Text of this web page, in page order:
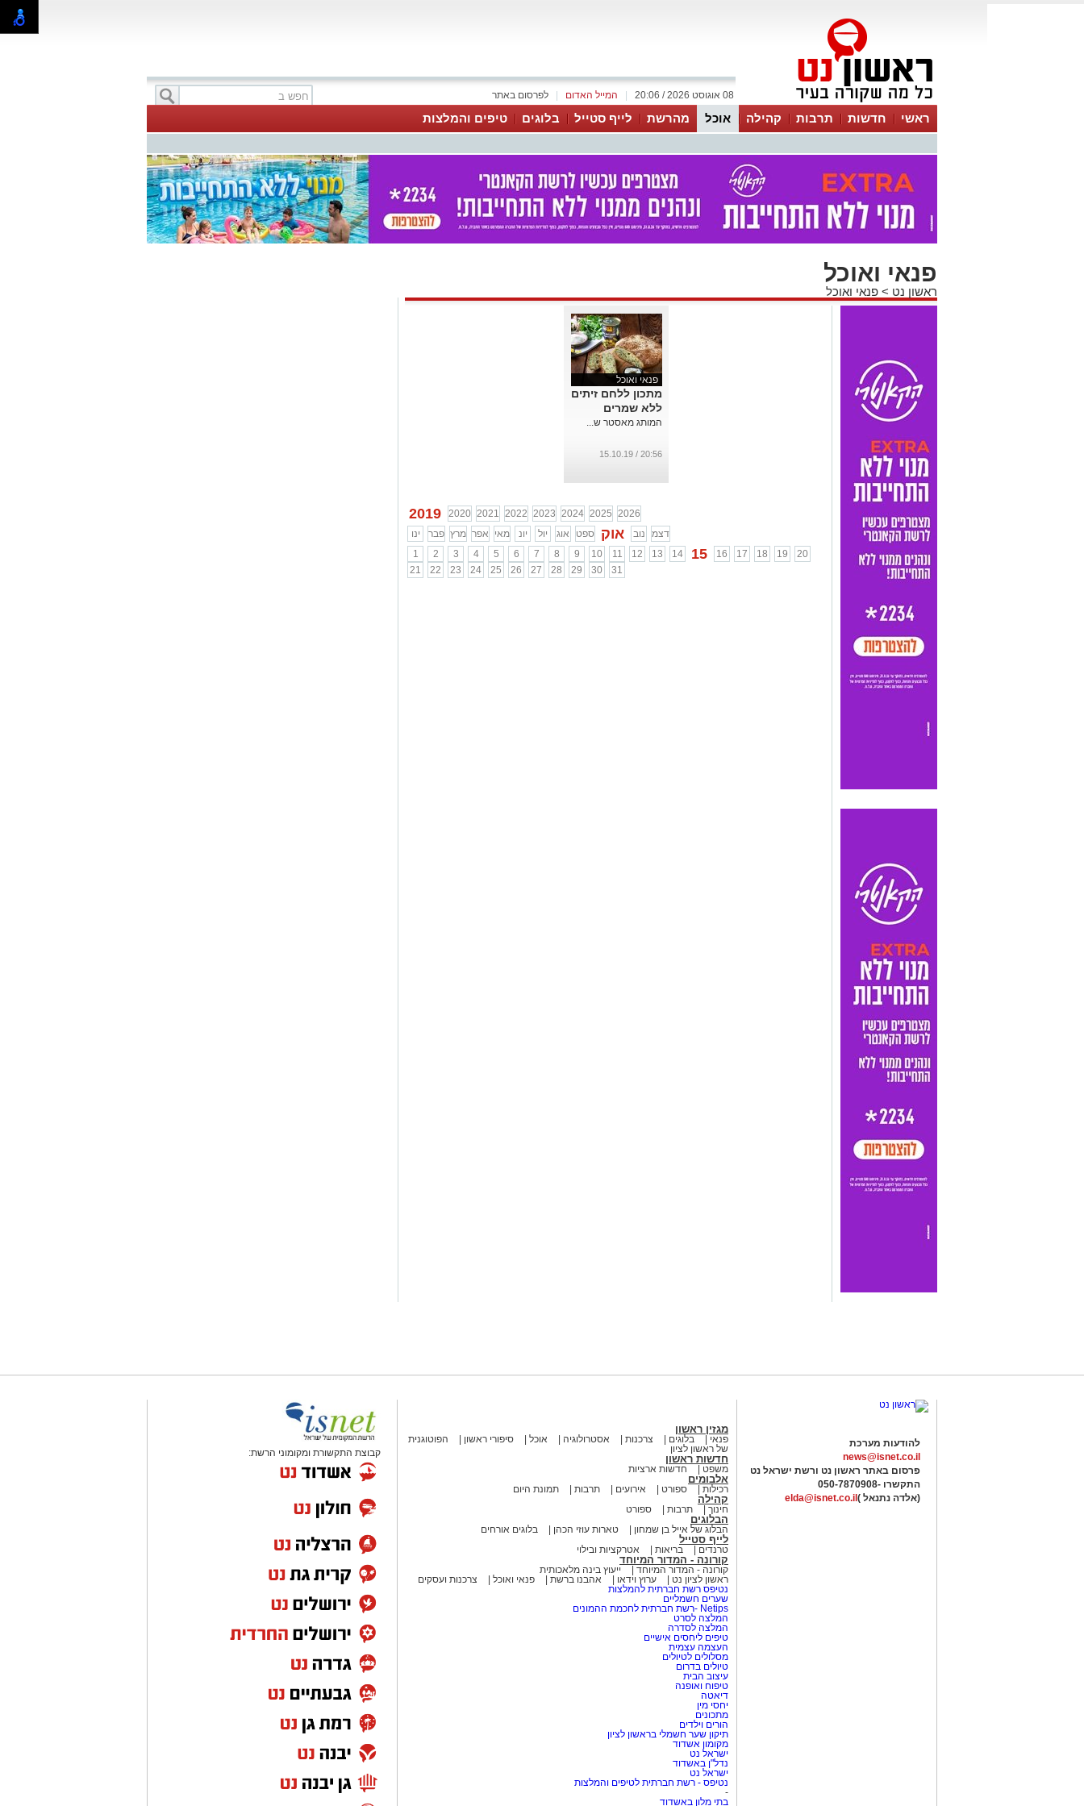
לפרסום באתר המייל האדום 08 אוגוסט 2026 / 20:06
ראשי חדשות תרבות קהילה אוכל מהרשת לייף סטייל בלוגים טיפים והמלצות
פנאי ואוכל
ראשון נט > פנאי ואוכל
פנאי ואוכל
מתכון ללחם זיתים
ללא שמרים
המותג מאסטר ש...
20:56 / 15.10.19
2019 2020 2021 2022 2023 2024 2025 2026
ינו
פבר מרץ אפר מאי יונ יול אוג ספט אוק נוב
דצמ
1
2 3 4 5 6 7 8 9 10 11 12 13 14 15 16 17 18 19
20
21
22 23 24 25 26 27 28 29 30 31
להודעות מערכת
news@isnet.co.il
פרסום באתר ראשון נט ורשת ישראל נט
התקשרו -050-7870908
(אלדה נתנאל ) elda@isnet.co.il
מגזין ראשון
פנאי בלוגים צרכנות אסטרולוגיה אוכל סיפורי ראשון
הפוטוגנית
של ראשון לציון
חדשות ראשון
משפט חדשות ארציות
אלבומים
רכילות ספורט אירועים תרבות תמונת היום
קהילה
חינוך תרבות ספורט
הבלוגים
הבלוג של אייל בן שמחון טארות עוזי הכהן בלוגים אורחים
לייף סטייל
טרנדים בריאות אטרקציות ובילוי
קורונה - המדור המיוחד
קורונה - המדור המיוחד
ייעוץ בינה מלאכותית
ראשון לציון נט
ערוץ וידאו אהבנו ברשת פנאי ואוכל
צרכנות ועסקים
נטיפס רשת חברתית להמלצות
שערים חשמליים
Netips -רשת חברתית לחכמת ההמונים
המלצה לסרט
המלצה לסדרה
טיפים ליחסים אישיים
העצמה עצמית
מסלולים לטיולים
טיולים בדרום
עיצוב הבית
טיפוח ואופנה
דיאטה
יחסי מין
מתכונים
הורים וילדים
תיקון שער חשמלי בראשון לציון
מקומון אשדוד
ישראל נט
נדל"ן באשדוד
ישראל נט
נטיפס - רשת חברתית לטיפים והמלצות
-
בתי מלון באשדוד
קבוצת התקשורת ומקומוני הרשת: